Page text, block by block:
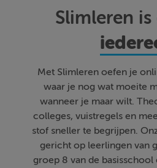
Slimleren
Met Slimleren oefen je
waar je nog wat moeite
wanneer je maar wilt.
colleges, vuistregels en
stof sneller te begrijpen.
gericht op leerlingen van
groep 8 van de basisschool